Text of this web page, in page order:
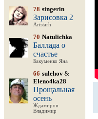
78 singerin
Зарисовка 2
Aristarh
70 Natulichka
Баллада о
счастье
Бакуменко Яна
66 sulehov &
Eleno4ka28
Прощальная
осень
Ждамиров
Владимир